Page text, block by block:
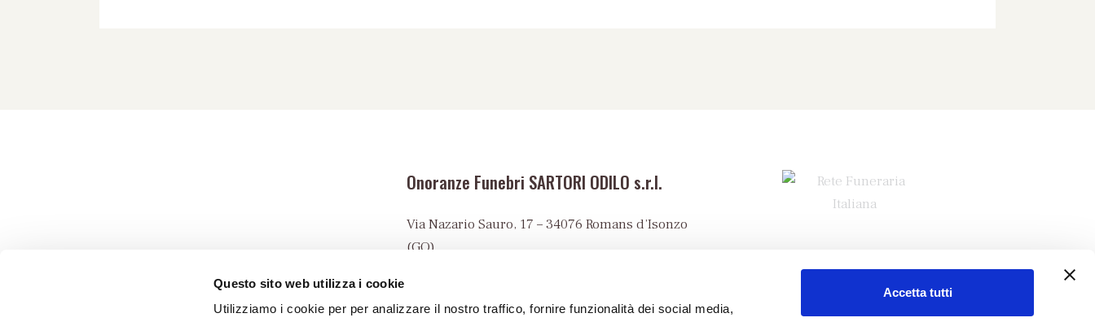
Questo sito web utilizza i cookie
Utilizziamo i cookie per per analizzare il nostro traffico, fornire funzionalità dei social media,
Accetta tutti
Onoranze Funebri SARTORI ODILO s.r.l.
Via Nazario Sauro, 17 – 34076 Romans d’Isonzo
(GO)
PEC: